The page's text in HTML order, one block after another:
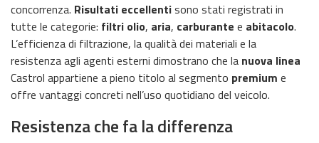
concorrenza. Risultati eccellentisono stati registrati in
tutte le categorie: filtri olio, aria, carburante e abitacolo.
L’efficienza di filtrazione, la qualità dei materiali e la
resistenza agli agenti esterni dimostrano che la nuova linea
Castrol appartiene a pieno titolo al segmento premium e
offre vantaggi concreti nell’uso quotidiano del veicolo.
Resistenza che fa la differenza